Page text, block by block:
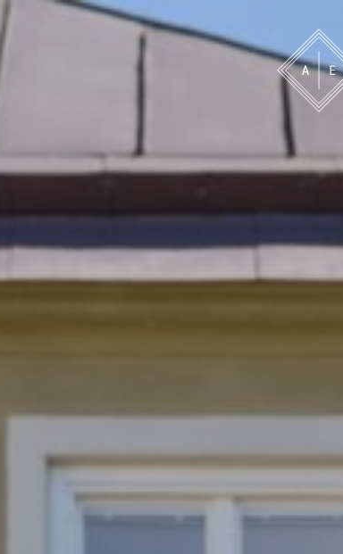
Sälj med oss Bevakning Franchise